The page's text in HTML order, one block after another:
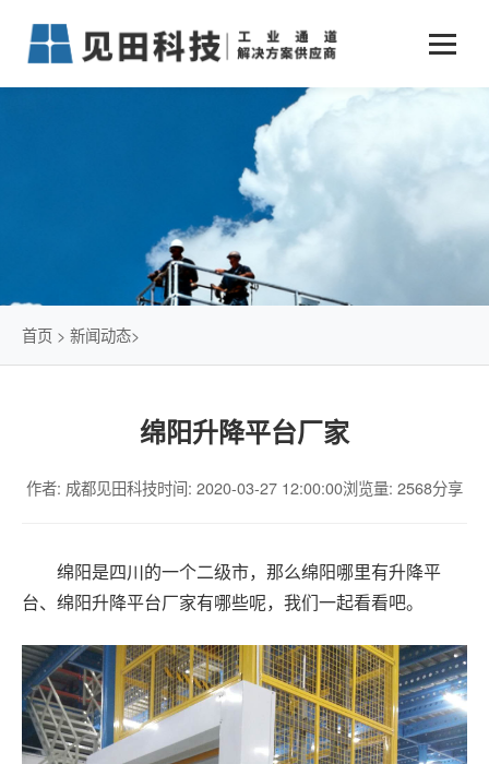
业务中心
仓储物流通道解决方案
智能立体库解决方案
简易升降机解决方案
新闻动态 +
传统仓储物流
石油化工行业
发展历程
首页 > 新闻动态>
绵阳升降平台厂家
作者: 成都见田科技时间: 2020-03-27 12:00:00浏览量: 2568分享
绵阳是四川的一个二级市，那么绵阳哪里有升降平
台、绵阳升降平台厂家有哪些呢，我们一起看看吧。